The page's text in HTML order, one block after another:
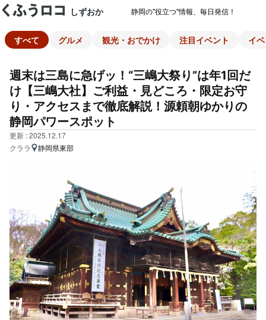
しずおか 静岡の"役立つ"情報、毎日発信！
すべて グルメ 観光・おでかけ 注目イベント イ
週末は三島に急げッ！“三嶋大祭り”は年1回だ
け【三嶋大社】ご利益・見どころ・限定お守
り・アクセスまで徹底解説！源頼朝ゆかりの
静岡パワースポット
更新 : 2025.12.17
クララ
静岡県東部